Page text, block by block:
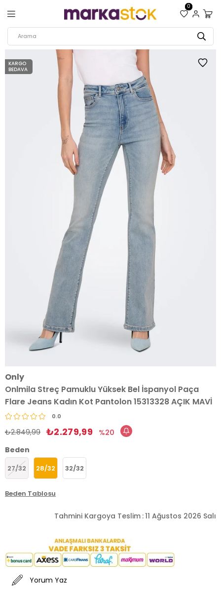
0
KARGO
BEDAVA
Only
Onlmila Streç Pamuklu Yüksek Bel İspanyol Paça
Flare Jeans Kadın Kot Pantolon 15313328 AÇIK MAVİ
0.0
₺2.849,99 ₺2.279,99
20
Beden
27/32 28/32 32/32
Beden Tablosu
Tahmini Kargoya Teslim :11 Ağustos 2026 Salı
Yorum Yaz